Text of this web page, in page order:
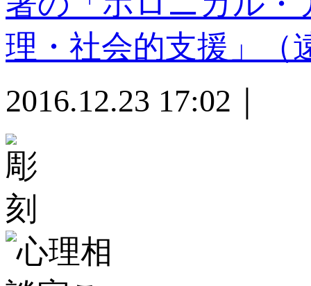
理・社会的支援」（
2016.12.23 17:02｜